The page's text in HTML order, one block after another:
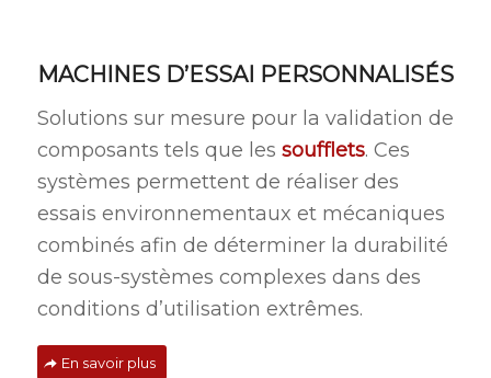
MACHINES D’ESSAI PERSONNALISÉS
Solutions sur mesure pour la validation de
composants tels que les soufflets. Ces
systèmes permettent de réaliser des
essais environnementaux et mécaniques
combinés afin de déterminer la durabilité
de sous-systèmes complexes dans des
conditions d’utilisation extrêmes.
En savoir plus